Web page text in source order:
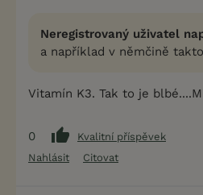
Neregistrovaný uživatel
a například v němčině takto
Vitamín K3. Tak to je
0
Kvalitní příspěvek
Nahlásit
Citovat